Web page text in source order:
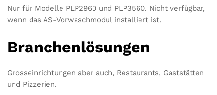
Nur für Modelle PLP2960 und PLP3560. Nicht verfügbar,
wenn das AS-Vorwaschmodul installiert ist.
Branchenlösungen
Grosseinrichtungen aber auch, Restaurants, Gaststätten
und Pizzerien.